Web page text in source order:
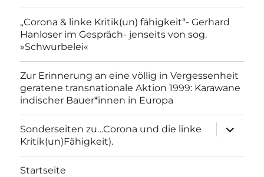
„Corona & linke Kritik(un) fähigkeit“- Gerhard
Hanloser im Gespräch- jenseits von sog.
»Schwurbelei«
Zur Erinnerung an eine völlig in Vergessenheit
geratene transnationale Aktion 1999: Karawane
indischer Bauer*innen in Europa
Sonderseiten zu…Corona und die linke
Kritik(un)Fähigkeit).
anzeigen
Startseite